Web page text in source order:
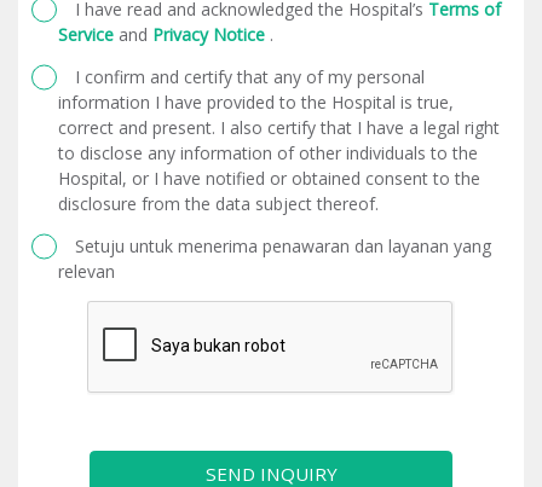
I have read and acknowledged the Hospital’s Terms of
Service and Privacy Notice .
I confirm and certify that any of my personal
information I have provided to the Hospital is true,
correct and present. I also certify that I have a legal right
to disclose any information of other individuals to the
Hospital, or I have notified or obtained consent to the
disclosure from the data subject thereof.
Setuju untuk menerima penawaran dan layanan yang
relevan
SEND INQUIRY